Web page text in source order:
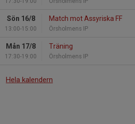
Sön 16/8
13:00-15:00
Match mot Assyriska FF
Örsholmens IP
Mån 17/8
17:30-19:00
Träning
Örsholmens IP
Hela kalendern